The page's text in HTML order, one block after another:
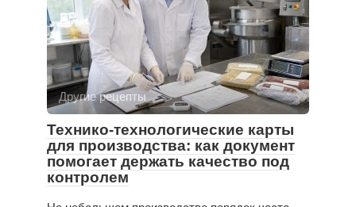
Другие рецепты
Технико-технологические карты
для производства: как документ
помогает держать качество под
контролем